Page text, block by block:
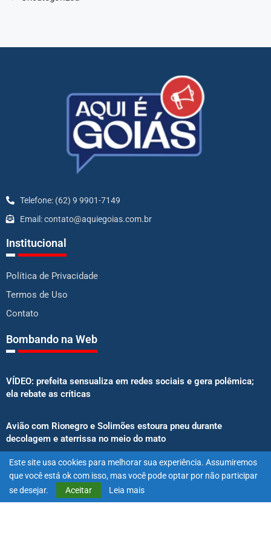
Telefone: (62) 9 9901-7149
Email: contato@aquiegoias.com.br
Institucional
Política de Privacidade
Termos de Uso
Contato
Bombando na Web
VÍDEO: prefeita sensualiza em redes sociais e gera polêmica;
ela rebate as críticas
Avião com Rionegro e Solimões estoura pneu durante
decolagem e aterrissa no meio do mato
Senado aprova proibição de atletas e influenciadores em
anúncios de bets
Este site usa cookies para melhorar sua experiência. Assumiremos
que você está ok com isso, mas você pode optar por não participar
se desejar.
Aceitar Leia mais